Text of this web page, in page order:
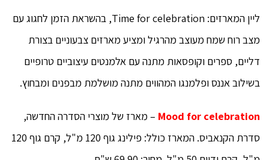
ליין המארזים: Time for celebration, בהשראת הזמן לחגוג עם
מצב רוח שמח מעוצב מהרגיל ומציע מארזים צבעוניים בצורת
דליים, ספרים וקופסאות מתנה עם אלמנטים עיצוביים טרופיים
בשילוב אננס ופלמנגו המהווים מתנה מושלמת מבפנים ומבחוץ.
Mood for celebration – מארז של מוצרי הסדרה החדשה,
סדרת הקנאביס. המארז כולל: פילינג גוף 120 מ"ל, קרם גוף 120